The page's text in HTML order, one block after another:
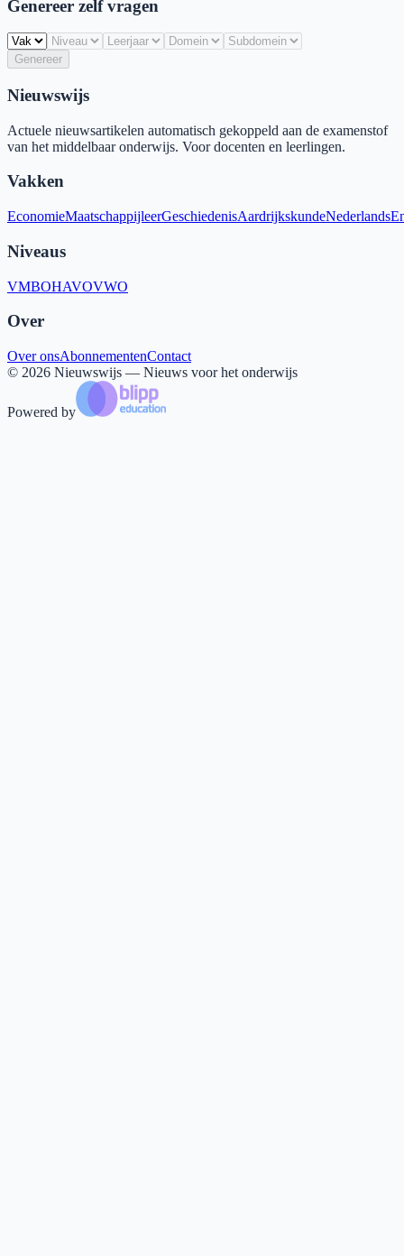
Genereer zelf vragen
Genereer
Nieuwswijs
Actuele nieuwsartikelen automatisch gekoppeld aan de examenstof
van het middelbaar onderwijs. Voor docenten en leerlingen.
Vakken
EconomieMaatschappijleerGeschiedenisAardrijkskundeNederlands
Niveaus
VMBOHAVOVWO
Over
Over onsAbonnementenContact
© 2026 Nieuwswijs — Nieuws voor het onderwijs
Powered by